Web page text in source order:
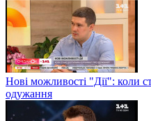
Нові можливості "Дії": коли
одужання